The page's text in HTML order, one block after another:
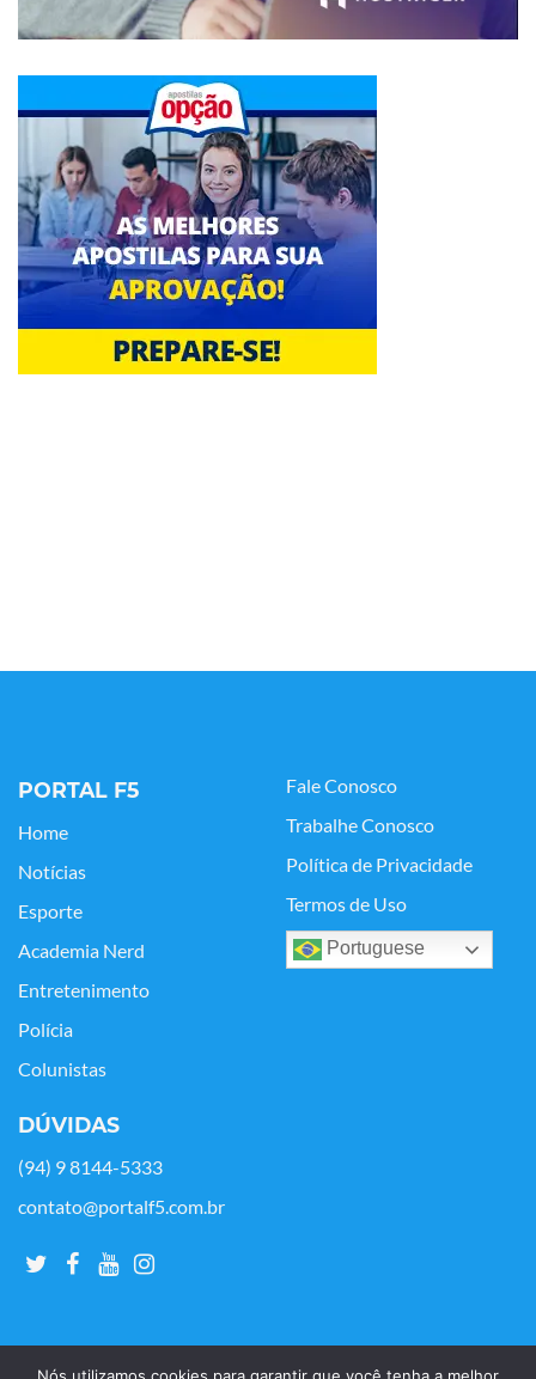
PORTAL F5
Home
Notícias
Esporte
Academia Nerd
Entretenimento
Polícia
Colunistas
Fale Conosco
Trabalhe Conosco
Política de Privacidade
Termos de Uso
Portuguese
DÚVIDAS
(94) 9 8144-5333
contato@portalf5.com.br